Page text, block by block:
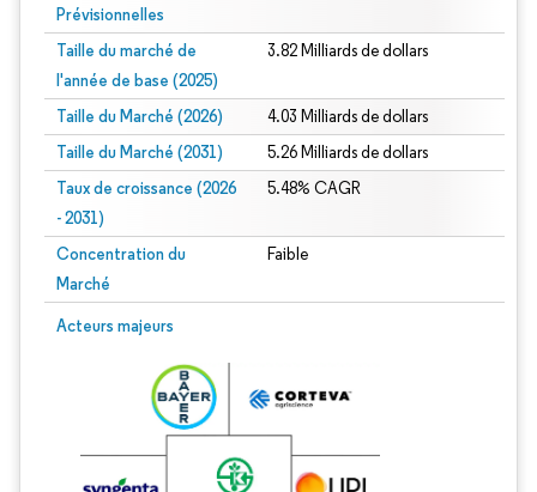
Prévisionnelles
Taille du marché de
l'année de base (2025)
3.82 Milliards de dollars
Taille du Marché (2026) 4.03 Milliards de dollars
Taille du Marché (2031) 5.26 Milliards de dollars
Taux de croissance (2026
- 2031)
5.48% CAGR
Concentration du
Marché
Faible
Acteurs majeurs
Image © Mordor Intelligence. La réutilisation nécessite une attribution sous CC